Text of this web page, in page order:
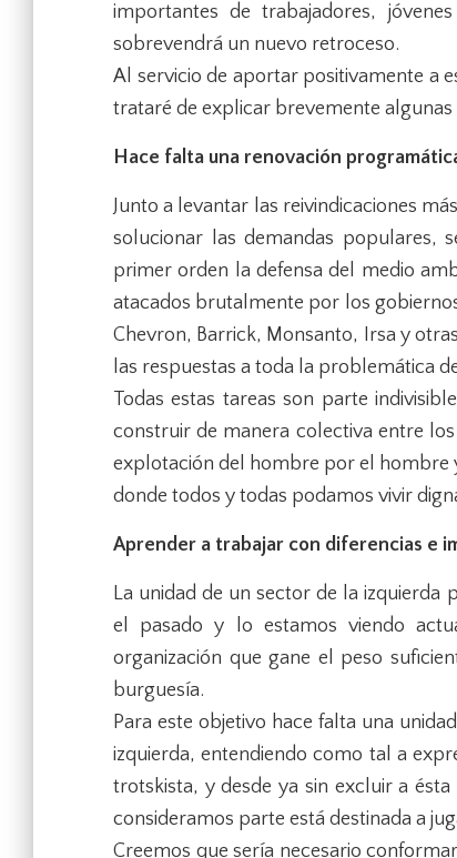
importantes de trabajadores,
sobrevendrá un nuevo retroceso.
Al servicio de aportar positivamente a
trataré de explicar brevemente
Hace falta una renovación
Junto a levantar las reivindicaciones
solucionar las demandas populares,
primer orden la defensa del medio
atacados brutalmente por los
Chevron, Barrick, Monsanto, Irsa y
las respuestas a toda la problemática
Todas estas tareas son parte
construir de manera colectiva entre
explotación del hombre por el hombre
donde todos y todas podamos vivir
Aprender a trabajar con diferencias e
La unidad de un sector de la
el pasado y lo estamos viendo
organización que gane el peso
burguesía.
Para este objetivo hace falta una
izquierda, entendiendo como tal a
trotskista, y desde ya sin excluir a
consideramos parte está destinada a
Creemos que sería necesario